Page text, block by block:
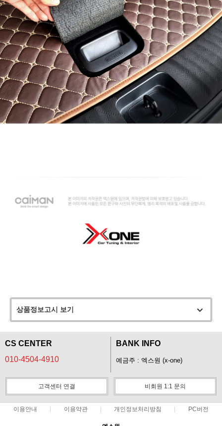
상품정보고시 보기
CS CENTER
010-4504-4910
BANK INFO
예금주 : 엑스원 (x-one)
고객센터 연결 비회원 1:1 문의
이용안내 이용약관 개인정보처리방침 PC버전